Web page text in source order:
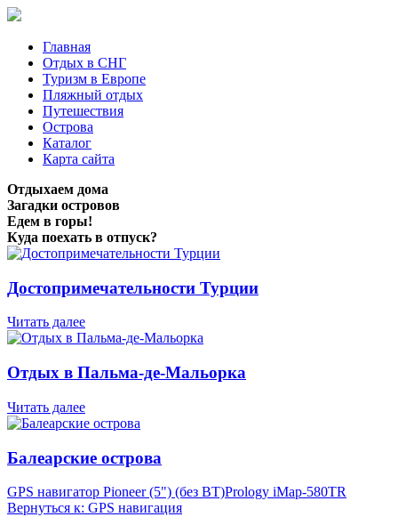
Главная
Отдых в СНГ
Туризм в Европе
Пляжный отдых
Путешествия
Острова
Каталог
Карта сайта
Отдыхаем дома
Загадки островов
Едем в горы!
Куда поехать в отпуск?
Достопримечательности Турции
Читать далее
Отдых в Пальма-де-Мальорка
Читать далее
Балеарские острова
GPS навигатор Pioneer (5") (без BT)Prology iMap-580TR
Вернуться к: GPS навигация